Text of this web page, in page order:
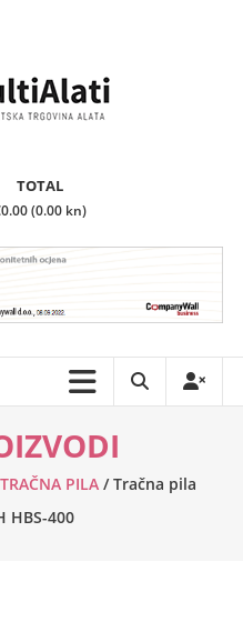
TOTAL
(0.00 kn)
TRAČNA PILA / Tračna pila
HBS-400